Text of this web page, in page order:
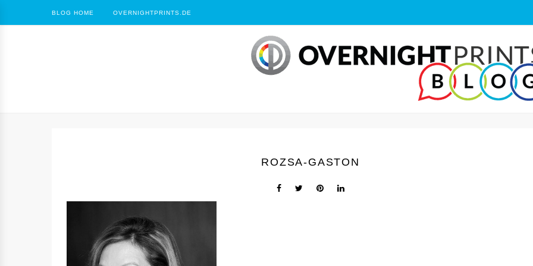
BLOG HOME OVERNIGHTPRINTS.DE
ROZSA-GASTON